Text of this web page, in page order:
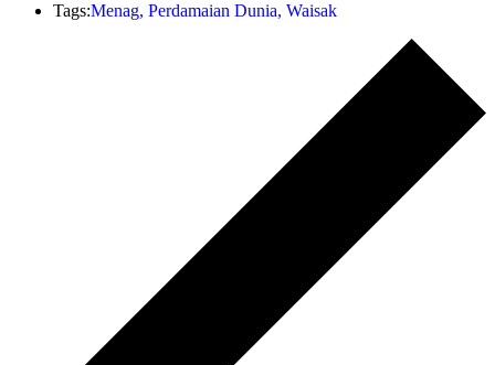
Tags:Menag, Perdamaian Dunia, Waisak